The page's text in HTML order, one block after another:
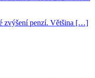
zvýšení penzí. Většina […]